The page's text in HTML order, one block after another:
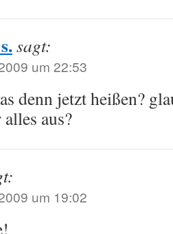
sagt:
um 22:53
denn jetzt heißen?
aus?
um 19:02